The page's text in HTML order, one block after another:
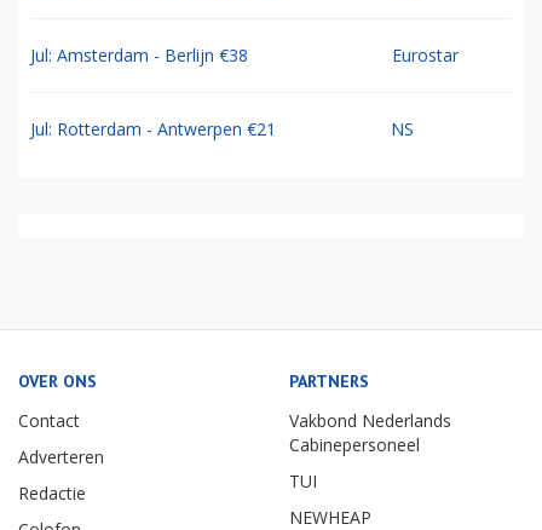
Jul: Amsterdam - Berlijn €38 Eurostar
Jul: Rotterdam - Antwerpen €21 NS
OVER ONS
Contact
Adverteren
Redactie
PARTNERS
Vakbond Nederlands
Cabinepersoneel
TUI
NEWHEAP